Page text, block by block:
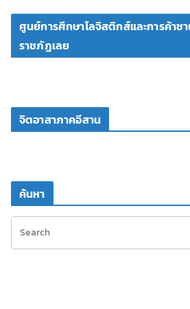
ศูนย์การศึกษาโลจิสติกส์และการค้าช
ราชภัฏเลย
จิตอาสาภาคอีสาน
ค้นหา